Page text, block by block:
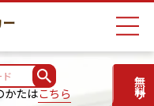
かたはこちら